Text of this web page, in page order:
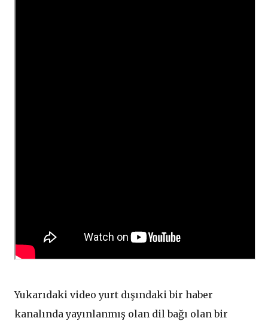
Yukarıdaki video yurt dışındaki bir haber
kanalında yayınlanmış olan dil bağı olan bir